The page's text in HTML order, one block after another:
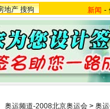
地产 搜狗 新闻 -
奥运频道-2008北京奥运会 > 奥